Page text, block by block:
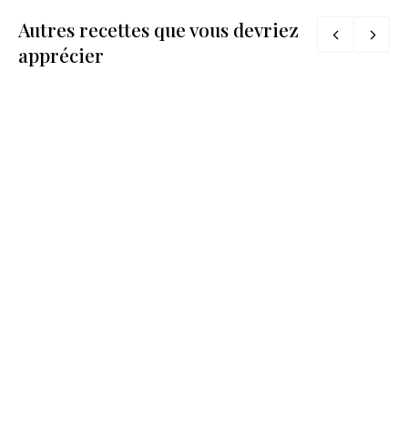
Autres recettes que vous devriez
apprécier